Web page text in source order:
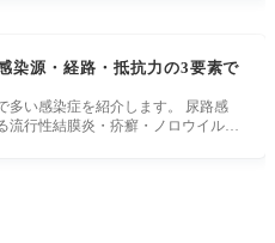
染源・経路・抵抗力の3要素で
多い感染症を紹介します。 尿路感
流行性結膜炎・疥癬・ノロウイル